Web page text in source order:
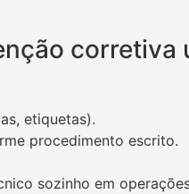
etiquetas).
procedimento escrito.
sozinho em